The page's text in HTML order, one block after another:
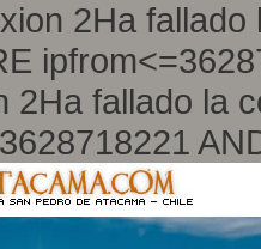
2Ha
2Ha fallado la
Mapa del Sitio